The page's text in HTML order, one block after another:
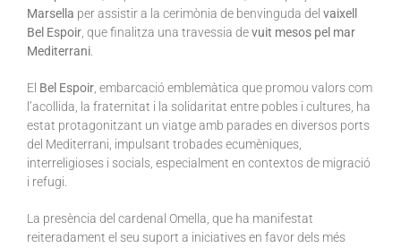
Marsella per assistir a la cerimònia de benvinguda del vaixell
Bel Espoir, que finalitza una travessia devuit mesos pel mar
Mediterrani.
El Bel Espoir, embarcació emblemàtica que promou valors com
l’acollida, la fraternitat i la solidaritat entre pobles i cultures, ha
estat protagonitzant un viatge amb parades en diversos ports
del Mediterrani, impulsant trobades ecumèniques,
interreligioses i socials, especialment en contextos de migració
i refugi.
La presència del cardenal Omella, que ha manifestat
reiteradament el seu suport a iniciatives en favor dels més